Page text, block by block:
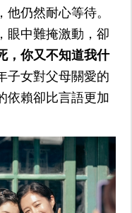
仍然耐心等待。
眼中難掩激動，卻
，你又不知道我什
子女對父母關愛的
依賴卻比言語更加